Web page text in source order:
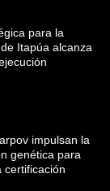
para la
Itapúa alcanza
impulsan la
genética para
certificación